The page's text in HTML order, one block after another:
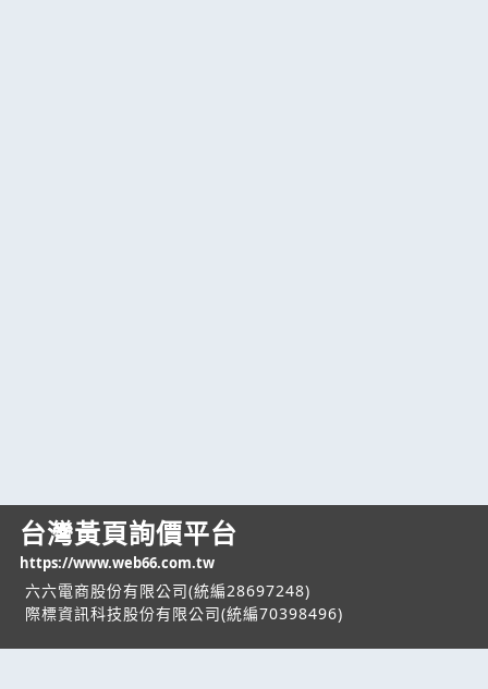
台灣黃頁詢價平台
https://www.web66.com.tw
六六電商股份有限公司(統編28697248)
際標資訊科技股份有限公司(統編70398496)